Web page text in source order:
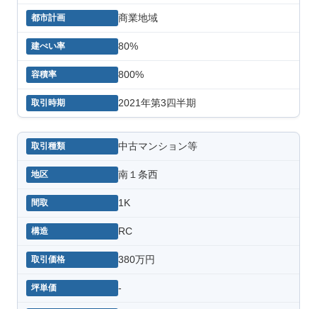
商業地域
80%
800%
2021年第3四半期
中古マンション等
南１条西
1K
RC
380万円
-